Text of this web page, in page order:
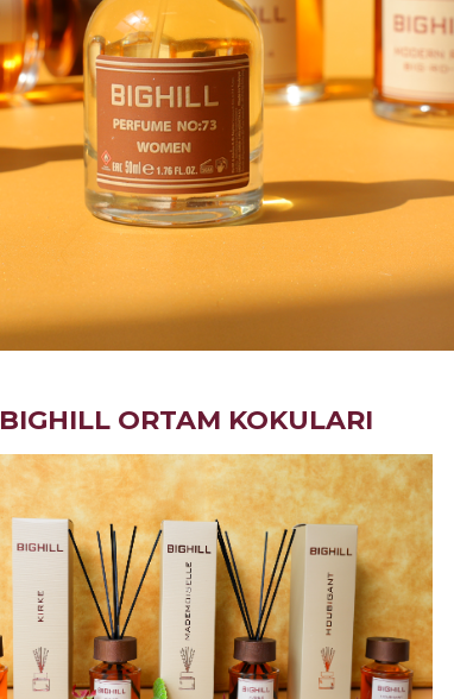
BIGHILL ORTAM KOKULARI